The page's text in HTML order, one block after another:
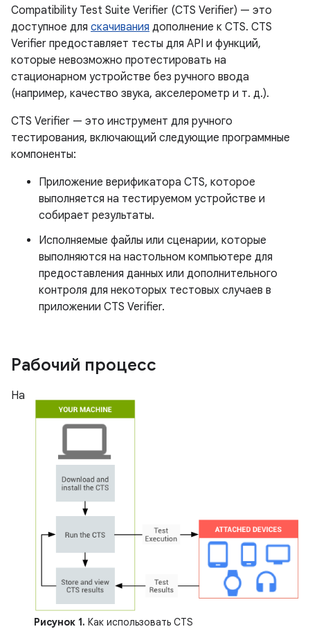
Compatibility Test Suite Verifier (CTS Verifier) ​​— это
доступное для скачивания дополнение к CTS. CTS
Verifier предоставляет тесты для API и функций,
которые невозможно протестировать на
стационарном устройстве без ручного ввода
(например, качество звука, акселерометр и т. д.).
CTS Verifier — это инструмент для ручного
тестирования, включающий следующие программные
компоненты:
Приложение верификатора CTS, которое
выполняется на тестируемом устройстве и
собирает результаты.
Исполняемые файлы или сценарии, которые
выполняются на настольном компьютере для
предоставления данных или дополнительного
контроля для некоторых тестовых случаев в
приложении CTS Verifier.
Рабочий процесс
Рисунок 1. Как использовать CTS
На